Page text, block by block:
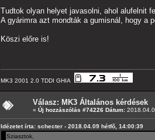
Tudtok olyan helyet javasolni, ahol alufelnit
A gyárimra azt mondták a gumisnál, hogy a
Köszi előre is!
MK3 2001 2.0 TDDI GHIA
Válasz: MK3 Általános kérdések
« Új hozzászólás #74226 Dátum:
Idézetet írta: schecter - 2018.04.09 hétfő, 14:00:39
Sziasztok,